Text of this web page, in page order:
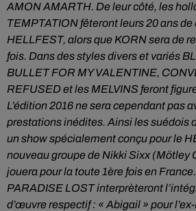
AMON AMARTH. De leur côté, les
TEMPTATION fêteront leurs 20 ans de
HELLFEST, alors que KORN sera de
fois. Dans des styles divers et variés
BULLET FOR MY VALENTINE,
REFUSED et les MELVINS feront
L’édition 2016 ne sera cependant pas
prestations inédites. Ainsi les suédois
un show spécialement conçu pour le
nouveau groupe de Nikki Sixx (Mötley
jouera pour la toute 1ère fois en
PARADISE LOST interprèteront
d’œuvre respectif : « Abigail » pour